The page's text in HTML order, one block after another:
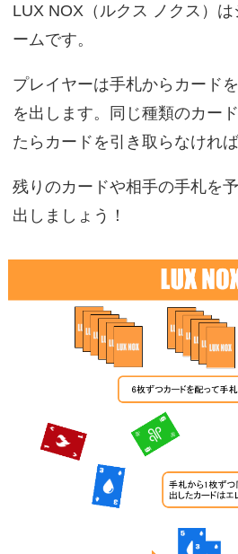
LUX NOX（ルクス ノクス）
ームです。
プレイヤーは手札からカード
を出します。同じ種類のカー
たらカードを引き取らなければ
残りのカードや相手の手札を
出しましょう！